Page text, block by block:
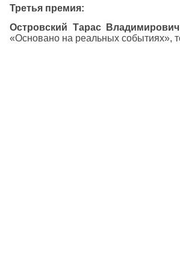
Третья премия:
Островский Тарас Владимирович
«Основано на реальных событиях»,